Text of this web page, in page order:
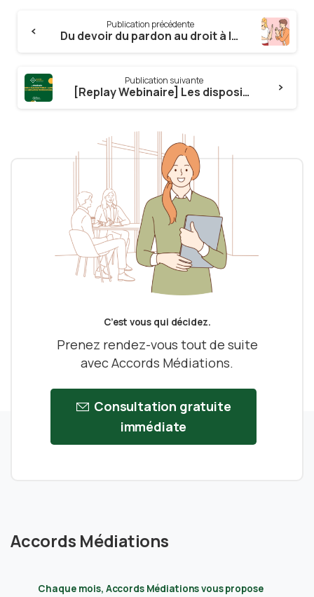
Reading
Publication précédente
Du devoir du pardon au droit à la médiation
Publication suivante
[Replay Webinaire] Les dispositifs pour accompagner le dialogue public par deux Médiateurs professionnels et un ancien Président de TA, Membre du Conseil National de la Médiation
C’est vous qui décidez.
Prenez rendez-vous tout de suite
avec Accords Médiations.
Consultation gratuite
immédiate
Accords Médiations
Chaque mois, Accords Médiations vous propose